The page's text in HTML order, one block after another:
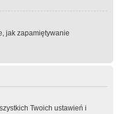
jak zapamiętywanie
Twoich ustawień i